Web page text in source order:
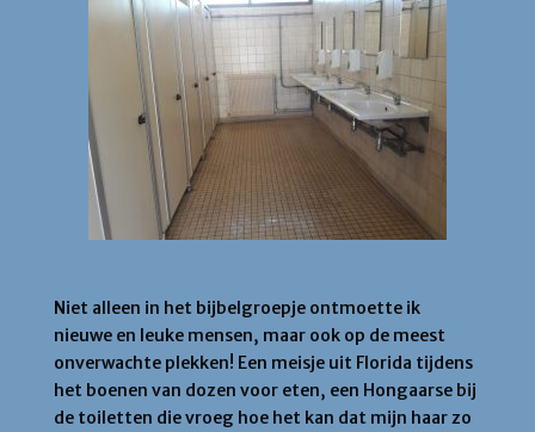
Niet alleen in het bijbelgroepje ontmoette ik
nieuwe en leuke mensen, maar ook op de meest
onverwachte plekken! Een meisje uit Florida tijdens
het boenen van dozen voor eten, een Hongaarse bij
de toiletten die vroeg hoe het kan dat mijn haar zo